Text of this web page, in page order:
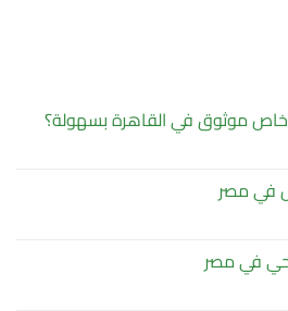
موثوق في القاهرة بسهولة؟
في مصر
في مصر